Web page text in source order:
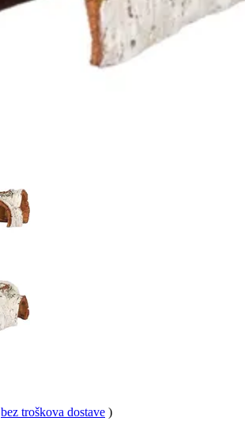
bez troškova dostave )